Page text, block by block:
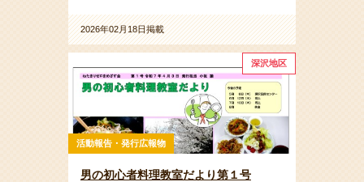
2026年02月18日掲載
深沢地区
活動報告・発行広報物
男の初心者料理教室だより第１号